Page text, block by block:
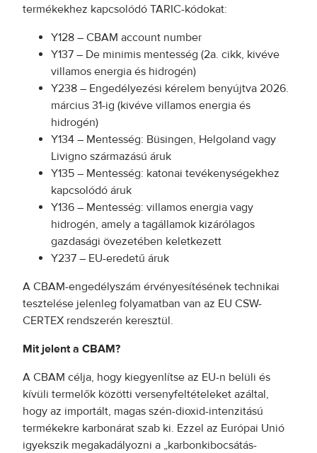
termékekhez kapcsolódó TARIC-kódokat:
Y128 – CBAM account number
Y137 – De minimis mentesség (2a. cikk, kivéve
villamos energia és hidrogén)
Y238 – Engedélyezési kérelem benyújtva 2026.
március 31-ig (kivéve villamos energia és
hidrogén)
Y134 – Mentesség: Büsingen, Helgoland vagy
Livigno származású áruk
Y135 – Mentesség: katonai tevékenységekhez
kapcsolódó áruk
Y136 – Mentesség: villamos energia vagy
hidrogén, amely a tagállamok kizárólagos
gazdasági övezetében keletkezett
Y237 – EU-eredetű áruk
A CBAM-engedélyszám érvényesítésének technikai
tesztelése jelenleg folyamatban van az EU CSW-
CERTEX rendszerén keresztül.
Mit jelent a CBAM?
A CBAM célja, hogy kiegyenlítse az EU-n belüli és
kívüli termelők közötti versenyfeltételeket azáltal,
hogy az importált, magas szén-dioxid-intenzitású
termékekre karbonárat szab ki. Ezzel az Európai Unió
igyekszik megakadályozni a „karbonkibocsátás-